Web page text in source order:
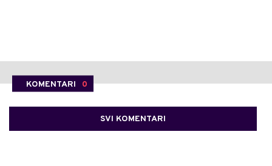
KOMENTARI 0
SVI KOMENTARI